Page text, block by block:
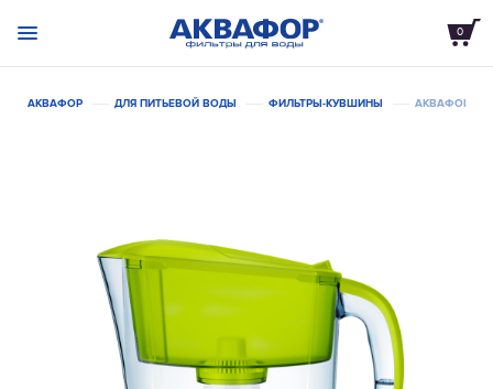
0
АКВАФОР ДЛЯ ПИТЬЕВОЙ ВОДЫ ФИЛЬТРЫ-КУВШИНЫ АКВАФОР